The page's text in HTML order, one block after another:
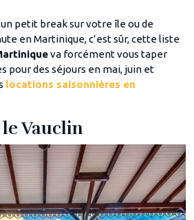
petit break sur votre île ou de
en Martinique, c’est sûr, cette liste
va forcément vous taper
pour des séjours en mai, juin et
locations saisonnières en
Vauclin